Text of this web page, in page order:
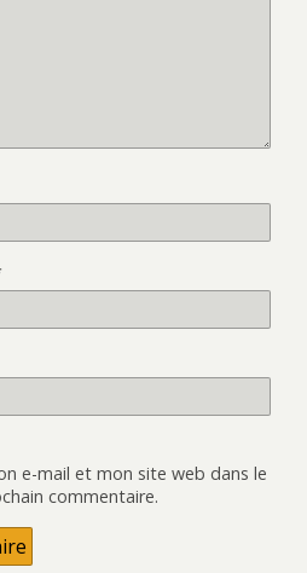
e-mail et mon site web dans le
commentaire.